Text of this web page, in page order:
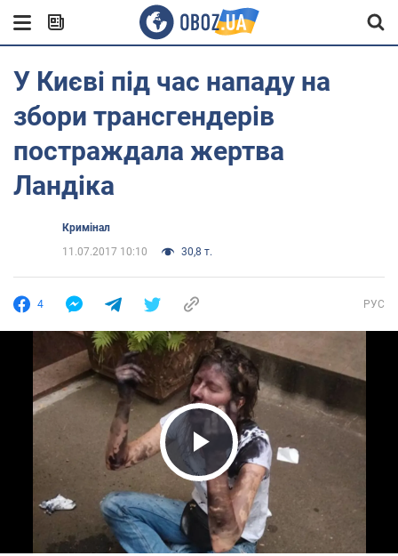
У Києві під час нападу на
збори трансгендерів
постраждала жертва
Ландіка
Кримінал
11.07.2017 10:10
30,8 т.
4 РУС
Play Video